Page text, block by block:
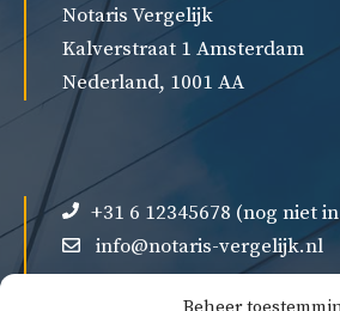
Notaris Vergelijk
Kalverstraat 1 Amsterdam
Nederland, 1001 AA
+31 6 12345678 (nog niet
info@notaris-vergelijk.nl